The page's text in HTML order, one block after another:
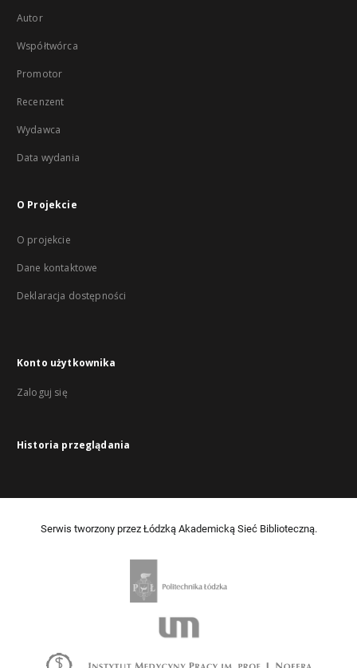
Autor
Współtwórca
Promotor
Recenzent
Wydawca
Data wydania
O Projekcie
O projekcie
Dane kontaktowe
Deklaracja dostępności
Konto użytkownika
Zaloguj się
Historia przeglądania
Serwis tworzony przez Łódzką Akademicką Sieć Biblioteczną.